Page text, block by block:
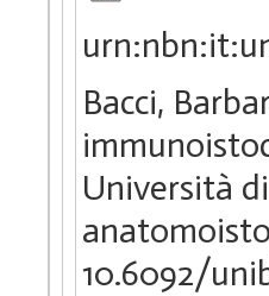
Bacci,
Università
10.6092/